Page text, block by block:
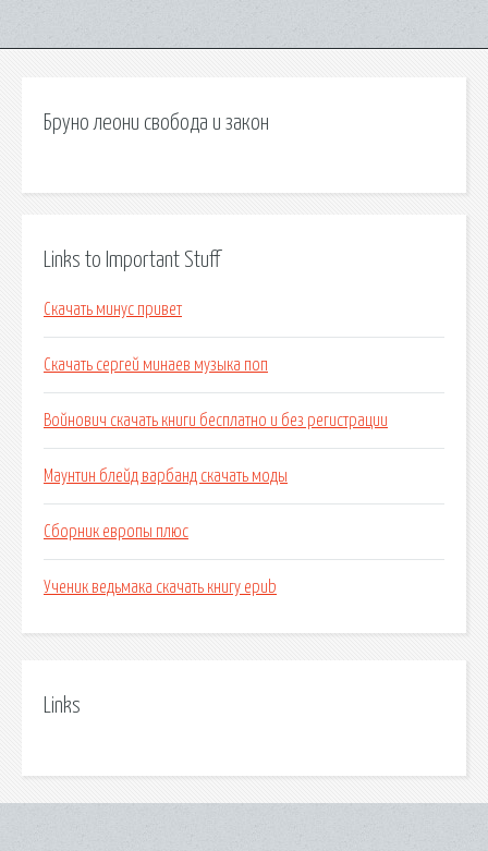
Бруно леони свобода и закон
Links to Important Stuff
Скачать минус привет
Скачать сергей минаев музыка поп
Войнович скачать книги бесплатно и без регистрации
Маунтин блейд варбанд скачать моды
Сборник европы плюс
Ученик ведьмака скачать книгу epub
Links